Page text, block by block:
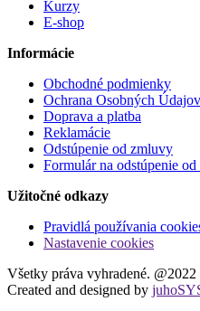
Kurzy
E-shop
Informácie
Obchodné podmienky
Ochrana Osobných Údajov
Doprava a platba
Reklamácie
Odstúpenie od zmluvy
Formulár na odstúpenie
Užitočné odkazy
Pravidlá používania
Nastavenie cookies
Všetky práva vyhradené.
Created and designed by